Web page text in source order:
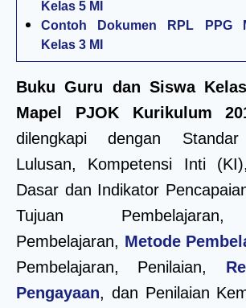
Kelas 5 MI
Contoh Dokumen RPL PPG
Kelas 3 MI
Buku Guru dan Siswa
Mapel PJOK Kurikulum
dilengkapi dengan Standar
Lulusan, Kompetensi Inti
Dasar dan Indikator
Tujuan
Pembelajaran, Metode
Pembelajaran, Penilaian,
Pengayaan, dan Penilaian